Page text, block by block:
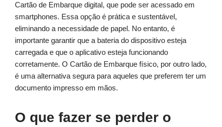
Cartão de Embarque digital, que pode ser acessado em
smartphones. Essa opção é prática e sustentável,
eliminando a necessidade de papel. No entanto, é
importante garantir que a bateria do dispositivo esteja
carregada e que o aplicativo esteja funcionando
corretamente. O Cartão de Embarque físico, por outro lado,
é uma alternativa segura para aqueles que preferem ter um
documento impresso em mãos.
O que fazer se perder o